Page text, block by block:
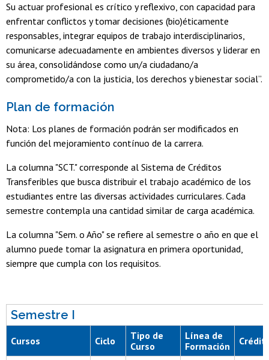
Su actuar profesional es crítico y reflexivo, con capacidad para
enfrentar conflictos y tomar decisiones (bio)éticamente
responsables, integrar equipos de trabajo interdisciplinarios,
comunicarse adecuadamente en ambientes diversos y liderar en
su área, consolidándose como un/a ciudadano/a
comprometido/a con la justicia, los derechos y bienestar social”.
Plan de formación
Nota: Los planes de formación podrán ser modificados en
función del mejoramiento contínuo de la carrera.
La columna "SCT." corresponde al Sistema de Créditos
Transferibles que busca distribuir el trabajo académico de los
estudiantes entre las diversas actividades curriculares. Cada
semestre contempla una cantidad similar de carga académica.
La columna "Sem. o Año" se refiere al semestre o año en que el
alumno puede tomar la asignatura en primera oportunidad,
siempre que cumpla con los requisitos.
Semestre I
Cursos Ciclo
Tipo de
Curso
Línea de
Formación